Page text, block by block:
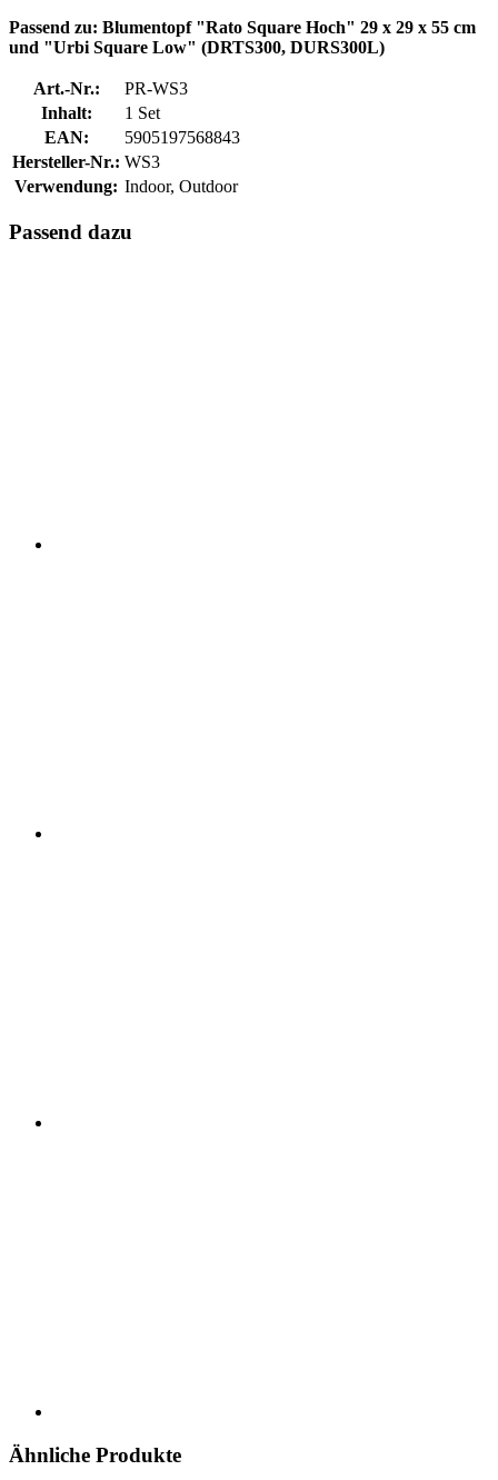
Passend zu: Blumentopf "Rato Square Hoch" 29 x 29 x 55 cm
und "Urbi Square Low" (DRTS300, DURS300L)
Art.-Nr.:
PR-WS3
Inhalt:
1 Set
EAN:
5905197568843
Hersteller-Nr.: WS3
Verwendung: Indoor, Outdoor
Passend dazu
Ähnliche Produkte